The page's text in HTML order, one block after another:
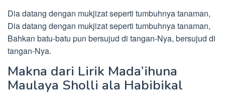
Dia datang dengan mukjizat seperti tumbuhnya tanaman,
Dia datang dengan mukjizat seperti tumbuhnya tanaman,
Bahkan batu-batu pun bersujud di tangan-Nya, bersujud di
tangan-Nya.
Makna dari Lirik Mada’ihuna
Maulaya Sholli ala Habibikal